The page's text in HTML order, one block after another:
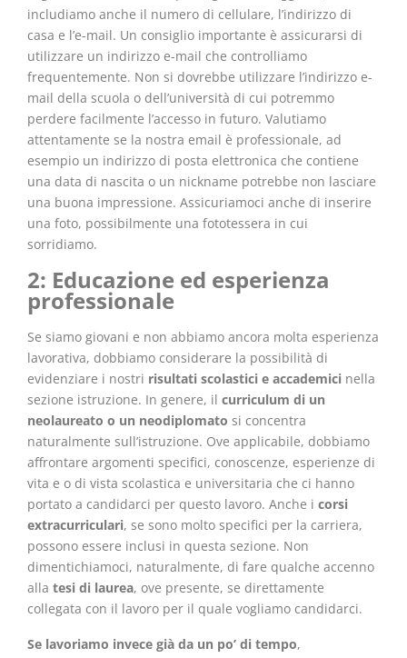
includiamo anche il numero di cellulare, l’indirizzo di
casa e l’e-mail. Un consiglio importante è assicurarsi di
utilizzare un indirizzo e-mail che controlliamo
frequentemente. Non si dovrebbe utilizzare l’indirizzo e-
mail della scuola o dell’università di cui potremmo
perdere facilmente l’accesso in futuro. Valutiamo
attentamente se la nostra email è professionale, ad
esempio un indirizzo di posta elettronica che contiene
una data di nascita o un nickname potrebbe non lasciare
una buona impressione. Assicuriamoci anche di inserire
una foto, possibilmente una fototessera in cui
sorridiamo.
2: Educazione ed esperienza
professionale
Se siamo giovani e non abbiamo ancora molta esperienza
lavorativa, dobbiamo considerare la possibilità di
evidenziare i nostri risultati scolastici e accademici nella
sezione istruzione. In genere, il curriculum di un
neolaureato o un neodiplomato si concentra
naturalmente sull’istruzione. Ove applicabile, dobbiamo
affrontare argomenti specifici, conoscenze, esperienze di
vita e o di vista scolastica e universitaria che ci hanno
portato a candidarci per questo lavoro. Anche i corsi
extracurriculari, se sono molto specifici per la carriera,
possono essere inclusi in questa sezione. Non
dimentichiamoci, naturalmente, di fare qualche accenno
alla tesi di laurea, ove presente, se direttamente
collegata con il lavoro per il quale vogliamo candidarci.
Se lavoriamo invece già da un po’ di tempo,